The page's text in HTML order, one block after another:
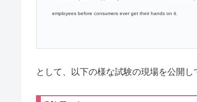
employees before consumers ever get their hands on it.
として、以下の様な試験の現場を公開し